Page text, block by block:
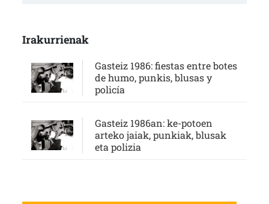
Irakurrienak
Gasteiz 1986: fiestas entre botes
de humo, punkis, blusas y
policía
Gasteiz 1986an: ke-potoen
arteko jaiak, punkiak, blusak
eta polizia